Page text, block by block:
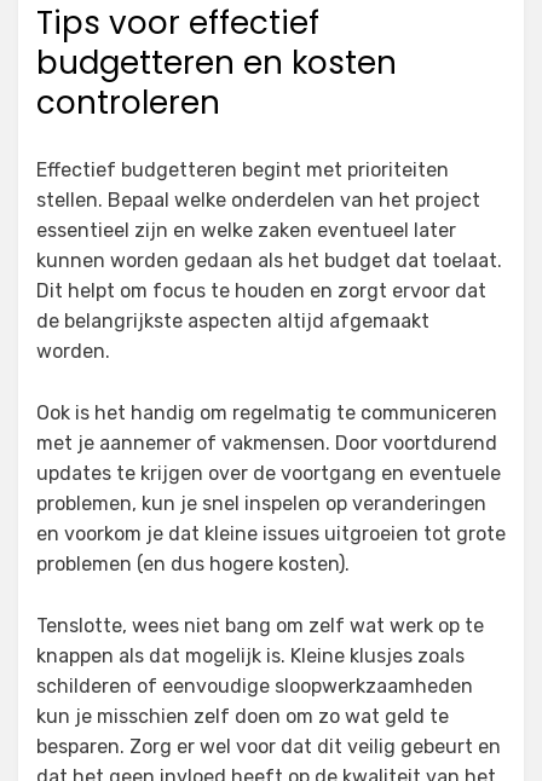
Tips voor effectief
budgetteren en kosten
controleren
Effectief budgetteren begint met prioriteiten
stellen. Bepaal welke onderdelen van het project
essentieel zijn en welke zaken eventueel later
kunnen worden gedaan als het budget dat toelaat.
Dit helpt om focus te houden en zorgt ervoor dat
de belangrijkste aspecten altijd afgemaakt
worden.
Ook is het handig om regelmatig te communiceren
met je aannemer of vakmensen. Door voortdurend
updates te krijgen over de voortgang en eventuele
problemen, kun je snel inspelen op veranderingen
en voorkom je dat kleine issues uitgroeien tot grote
problemen (en dus hogere kosten).
Tenslotte, wees niet bang om zelf wat werk op te
knappen als dat mogelijk is. Kleine klusjes zoals
schilderen of eenvoudige sloopwerkzaamheden
kun je misschien zelf doen om zo wat geld te
besparen. Zorg er wel voor dat dit veilig gebeurt en